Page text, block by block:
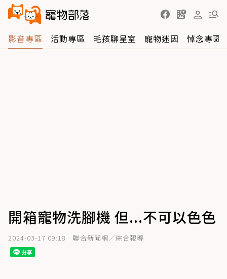
影音專區 活動專區 毛孩聊星室 寵物迷因 悼念專區
開箱寵物洗腳機 但...不可以色色
2024-03-17 09:18 聯合新聞網／綜合報導